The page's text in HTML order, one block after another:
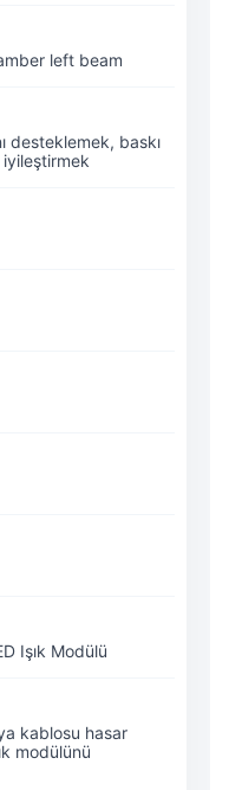
left beam
desteklemek, baskı
Işık Modülü
kablosu hasar
modülünü